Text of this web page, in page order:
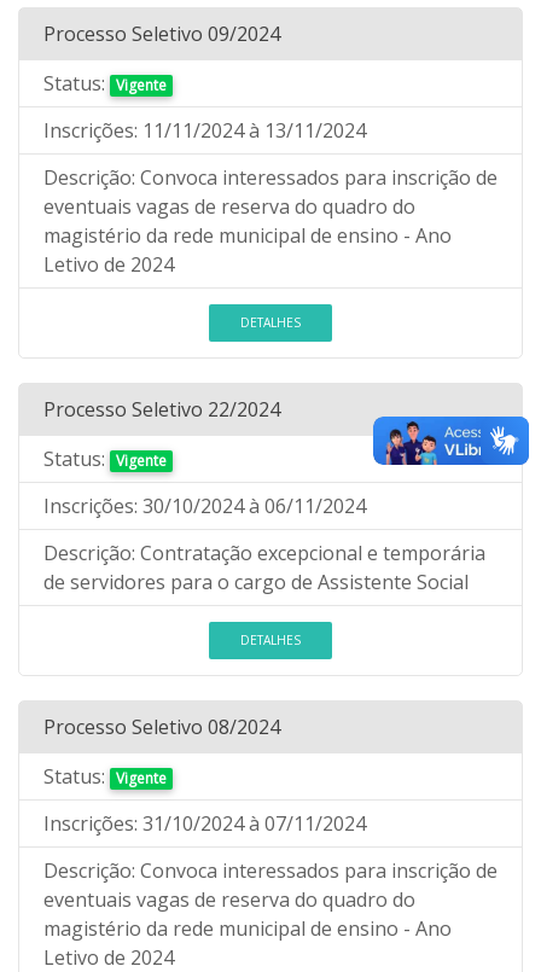
Processo Seletivo 09/2024
Status: Vigente
Inscrições: 11/11/2024à 13/11/2024
Descrição: Convoca interessados para inscrição de
eventuais vagas de reserva do quadro do
magistério da rede municipal de ensino - Ano
Letivo de 2024
DETALHES
Processo Seletivo 22/2024
Status: Vigente
Inscrições: 30/10/2024à 06/11/2024
Descrição: Contratação excepcional e temporária
de servidores para o cargo de Assistente Social
DETALHES
Processo Seletivo 08/2024
Status: Vigente
Inscrições: 31/10/2024à 07/11/2024
Descrição: Convoca interessados para inscrição de
eventuais vagas de reserva do quadro do
magistério da rede municipal de ensino - Ano
Letivo de 2024